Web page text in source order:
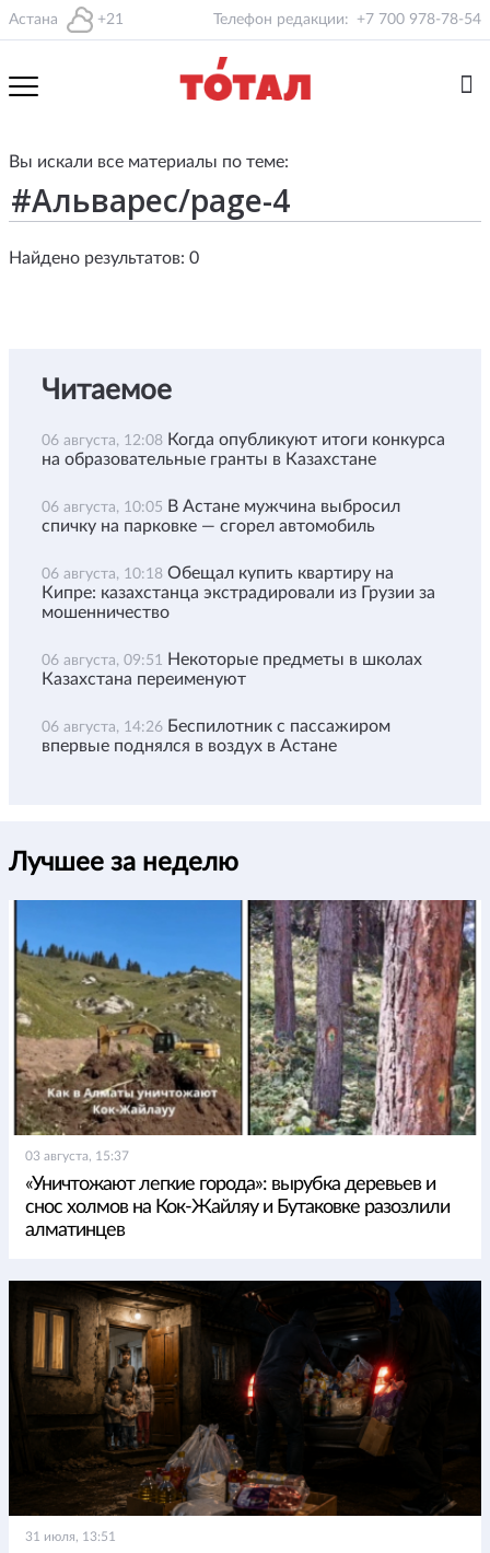
Астана +21 Телефон редакции: +7 700 978-78-54
Вы искали все материалы по теме:
Найдено результатов: 0
Читаемое
06 августа, 12:08 Когда опубликуют итоги конкурса
на образовательные гранты в Казахстане
06 августа, 10:05 В Астане мужчина выбросил
спичку на парковке — сгорел автомобиль
06 августа, 10:18 Обещал купить квартиру на
Кипре: казахстанца экстрадировали из Грузии за
мошенничество
06 августа, 09:51 Некоторые предметы в школах
Казахстана переименуют
06 августа, 14:26 Беспилотник с пассажиром
впервые поднялся в воздух в Астане
Лучшее за неделю
03 августа, 15:37
«Уничтожают легкие города»: вырубка деревьев и
снос холмов на Кок-Жайляу и Бутаковке разозлили
алматинцев
31 июля, 13:51